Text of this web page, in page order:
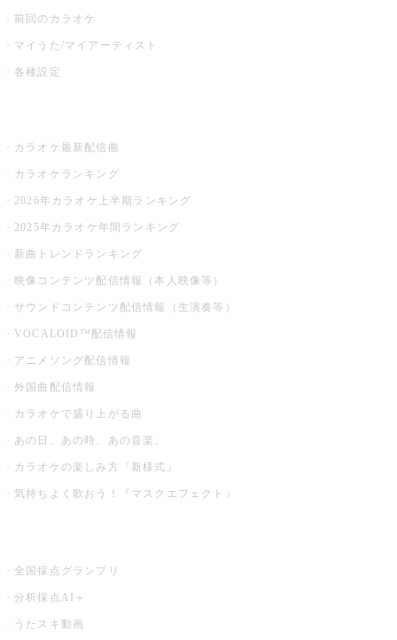
前回のカラオケ
マイうた/マイアーティスト
各種設定
カラオケ最新配信曲
カラオケランキング
2026年カラオケ上半期ランキング
2025年カラオケ年間ランキング
新曲トレンドランキング
映像コンテンツ配信情報（本人映像等）
サウンドコンテンツ配信情報（生演奏等）
VOCALOID™配信情報
アニメソング配信情報
外国曲配信情報
カラオケで盛り上がる曲
あの日、あの時、あの音楽。
カラオケの楽しみ方『新様式』
気持ちよく歌おう！『マスクエフェクト』
全国採点グランプリ
分析採点AI＋
うたスキ動画